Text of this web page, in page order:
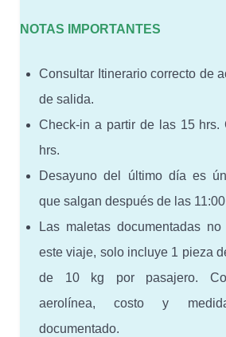
NOTAS IMPORTANTES
Consultar Itinerario correcto de
de salida.
Check-in a partir de las 15 hrs.
hrs.
Desayuno del último día es
que salgan después de las
Las maletas documentadas
este viaje, solo incluye 1 pieza
de 10 kg por pasajero.
aerolínea, costo y
documentado.